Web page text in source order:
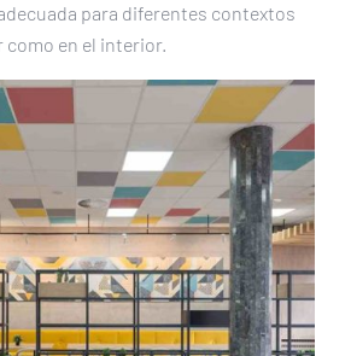
para diferentes contextos
en el interior.